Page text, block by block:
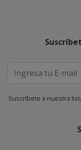
Suscríbete a nuestra